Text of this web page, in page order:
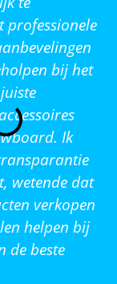
professionele
bij het
Ik
wetende dat
verkopen
helpen bij
de beste